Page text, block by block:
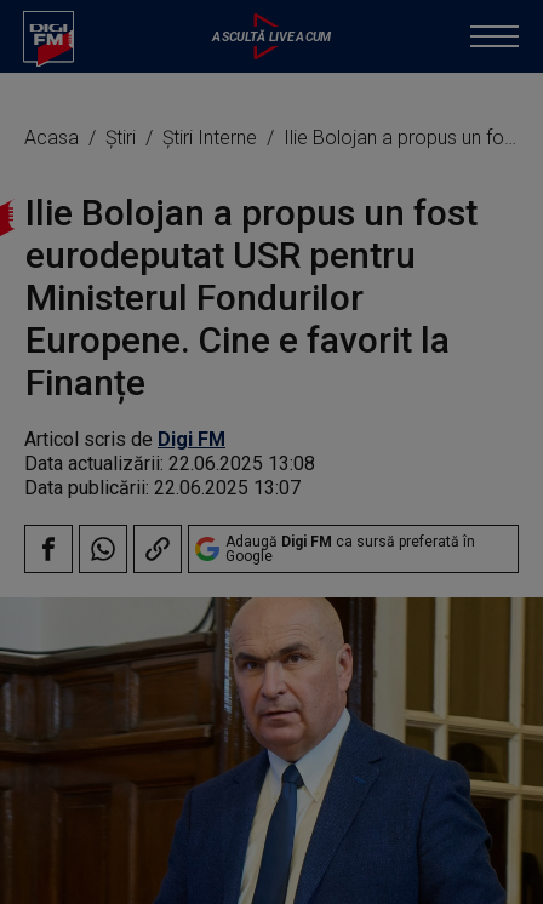
Acasa Știri Știri Interne Ilie Bolojan a propus un fost eurodeputat USR pentru Ministerul Fondurilor Europene. Cine e favorit la Finanțe
Ilie Bolojan a propus un fost
eurodeputat USR pentru
Ministerul Fondurilor
Europene. Cine e favorit la
Finanțe
Articol scris de Digi FM
Data actualizării: 22.06.2025 13:08
Data publicării: 22.06.2025 13:07
Adaugă Digi FM ca sursă preferată în
Google